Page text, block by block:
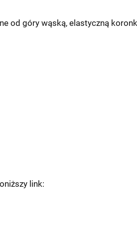
od góry wąską, elastyczną
link: